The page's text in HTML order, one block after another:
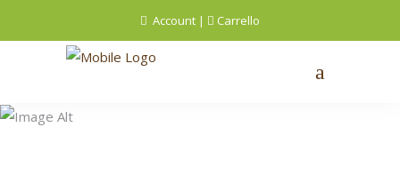
Account | Carrello